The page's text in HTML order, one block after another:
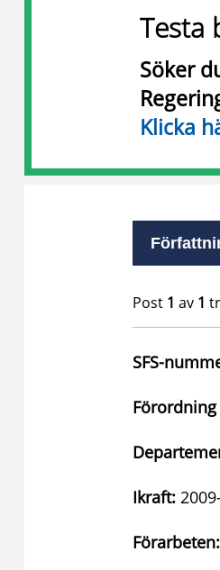
Testa
Söker
Klicka
Post 1 av 1
SFS-
Ikraft:
Förarbeten: